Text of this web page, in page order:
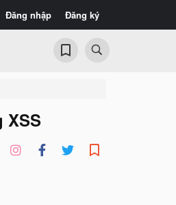
Đăng nhập Đăng ký
XSS